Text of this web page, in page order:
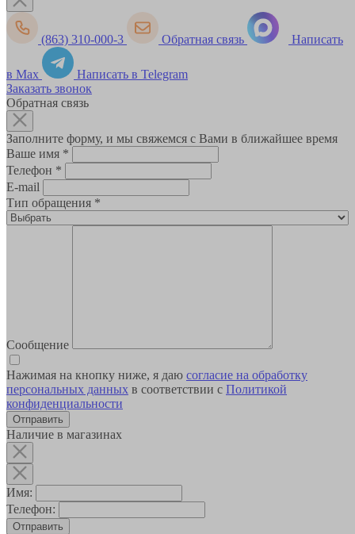
(863) 310-000-3 Обратная связь Написать
в Max
Написать в Telegram
Заказать звонок
Обратная связь
Заполните форму, и мы свяжемся с Вами в ближайшее время
Ваше имя *
Телефон *
E-mail
Тип обращения *
Сообщение
Нажимая на кнопку ниже, я даю согласие на обработку
персональных данных в соответствии с Политикой
конфиденциальности
Наличие в магазинах
Имя:
Телефон:
Отправить